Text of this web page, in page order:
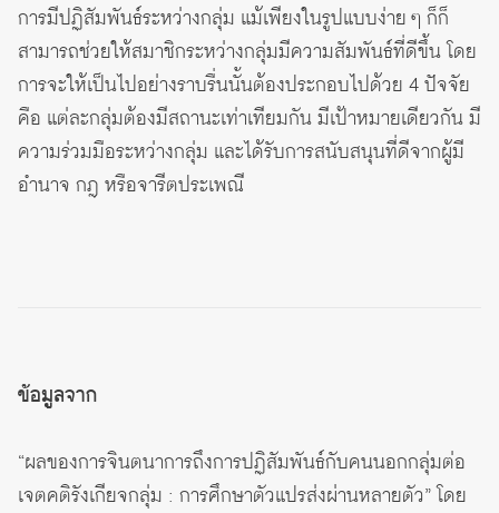
การมีปฏิสัมพันธ์ระหว่างกลุ่ม แม้เพียงในรูปแบบง่าย ๆ ก็ก็
สามารถช่วยให้สมาชิกระหว่างกลุ่มมีความสัมพันธ์ที่ดีขึ้น โดย
การจะให้เป็นไปอย่างราบรื่นนั้นต้องประกอบไปด้วย 4 ปัจจัย
คือ แต่ละกลุ่มต้องมีสถานะเท่าเทียมกัน มีเป้าหมายเดียวกัน มี
ความร่วมมือระหว่างกลุ่ม และได้รับการสนับสนุนที่ดีจากผู้มี
อำนาจ กฎ หรือจารีตประเพณี
ข้อมูลจาก
“ผลของการจินตนาการถึงการปฏิสัมพันธ์กับคนนอกกลุ่มต่อ
เจตคติรังเกียจกลุ่ม : การศึกษาตัวแปรส่งผ่านหลายตัว” โดย